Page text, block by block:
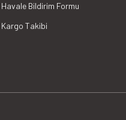
Havale Bildirim Formu
Kargo Takibi